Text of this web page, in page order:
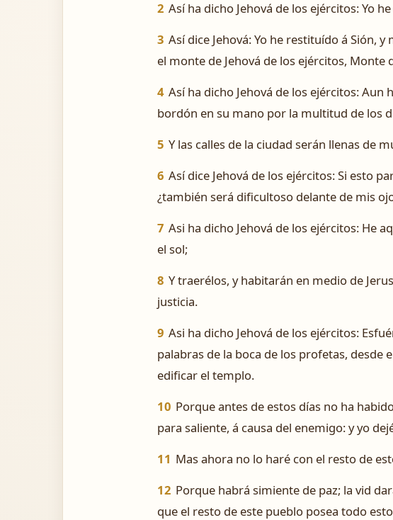
2 Así ha dicho Jehová de los ejércitos: Yo
3 Así dice Jehová: Yo he restituído á Sión,
el monte de Jehová de los ejércitos, Monte
4 Así ha dicho Jehová de los ejércitos: Aun
bordón en su mano por la multitud de los
5 Y las calles de la ciudad serán llenas de
6 Así dice Jehová de los ejércitos: Si esto
¿también será dificultoso delante de mis
7 Asi ha dicho Jehová de los ejércitos: He
el sol;
8 Y traerélos, y habitarán en medio de
justicia.
9 Asi ha dicho Jehová de los ejércitos:
palabras de la boca de los profetas, desde
edificar el templo.
10 Porque antes de estos días no ha
para saliente, á causa del enemigo: y yo
11 Mas ahora no lo haré con el resto de
12 Porque habrá simiente de paz; la vid
que el resto de este pueblo posea todo